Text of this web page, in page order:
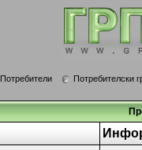
Потребители
Потребителски